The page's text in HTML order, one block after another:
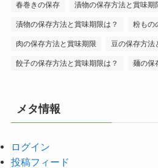
春巻きの保存 漬物の保存方法と賞味期
漬物の保存方法と賞味期限は？ 粉もの
肉の保存方法と賞味期限 豆の保存方法
餃子の保存方法と賞味期限は？ 麺の保
メタ情報
ログイン
投稿フィード